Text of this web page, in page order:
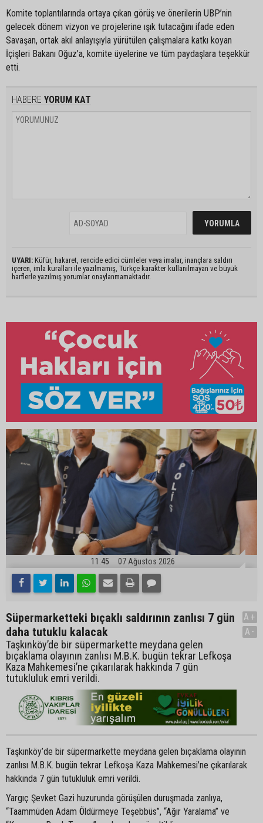
Komite toplantılarında ortaya çıkan görüş ve önerilerin UBP’nin
gelecek dönem vizyon ve projelerine ışık tutacağını ifade eden
Savaşan, ortak akıl anlayışıyla yürütülen çalışmalara katkı koyan
İçişleri Bakanı Oğuz’a, komite üyelerine ve tüm paydaşlara teşekkür
etti.
HABERE YORUM KAT
UYARI: Küfür, hakaret, rencide edici cümleler veya imalar, inançlara saldırı
içeren, imla kuralları ile yazılmamış, Türkçe karakter kullanılmayan ve büyük
harflerle yazılmış yorumlar onaylanmamaktadır.
11:45 07 Ağustos 2026
Süpermarketteki bıçaklı saldırının zanlısı 7 gün
daha tutuklu kalacak
Taşkınköy’de bir süpermarkette meydana gelen
bıçaklama olayının zanlısı M.B.K. bugün tekrar Lefkoşa
Kaza Mahkemesi’ne çıkarılarak hakkında 7 gün
tutukluluk emri verildi.
A+
A-
Taşkınköy’de bir süpermarkette meydana gelen bıçaklama olayının
zanlısı M.B.K. bugün tekrar Lefkoşa Kaza Mahkemesi’ne çıkarılarak
hakkında 7 gün tutukluluk emri verildi.
Yargıç Şevket Gazi huzurunda görüşülen duruşmada zanlıya,
“Taammüden Adam Öldürmeye Teşebbüs”, “Ağır Yaralama” ve